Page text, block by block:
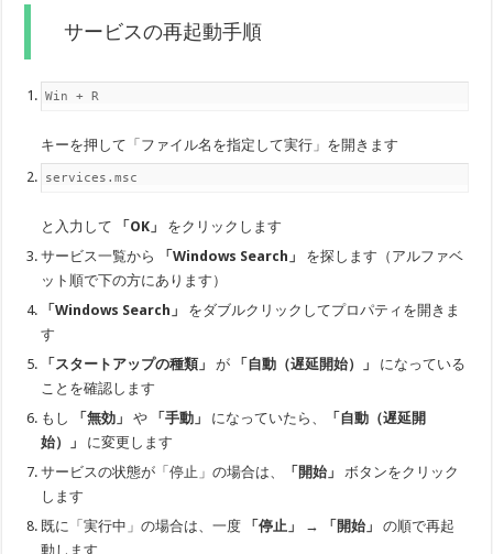
サービスの再起動手順
Win + R
キーを押して「ファイル名を指定して実行」を開きます
services.msc
と入力して 「OK」
をクリックします
サービス一覧から
「Windows Search」
を探します（アルファベ
ット順で下の方にあります）
「Windows Search」
をダブルクリックしてプロパティを開きま
す
「スタートアップの種類」
が 「自動（遅延開始）」
になっている
ことを確認します
もし
「無効」 や 「手動」 になっていたら、
「自動（遅延開
始）」
に変更します
サービスの状態が「停止」の場合は、
「開始」
ボタンをクリック
します
既に「実行中」の場合は、一度
「停止」 → 「開始」
の順で再起
動します